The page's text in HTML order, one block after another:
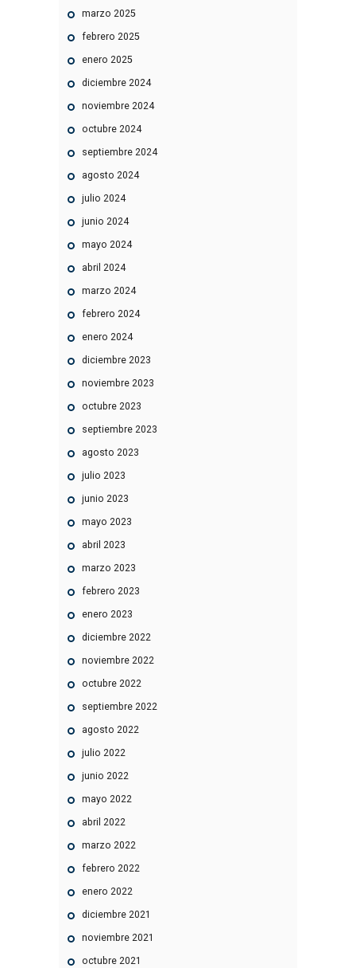
marzo2025
febrero2025
enero2025
diciembre2024
noviembre2024
octubre2024
septiembre2024
agosto2024
julio2024
junio2024
mayo2024
abril2024
marzo2024
febrero2024
enero2024
diciembre2023
noviembre2023
octubre2023
septiembre2023
agosto2023
julio2023
junio2023
mayo2023
abril2023
marzo2023
febrero2023
enero2023
diciembre2022
noviembre2022
octubre2022
septiembre2022
agosto2022
julio2022
junio2022
mayo2022
abril2022
marzo2022
febrero2022
enero2022
diciembre2021
noviembre2021
octubre2021